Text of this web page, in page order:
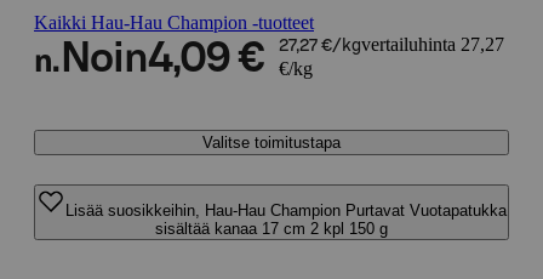
Kaikki Hau-Hau Champion -tuotteet
n. Noin4,09 € 27,27 €/kgvertailuhinta 27,27
€/kg
Valitse toimitustapa
Lisää suosikkeihin, Hau-Hau Champion Purtavat Vuotapatukka
sisältää kanaa 17 cm 2 kpl 150 g